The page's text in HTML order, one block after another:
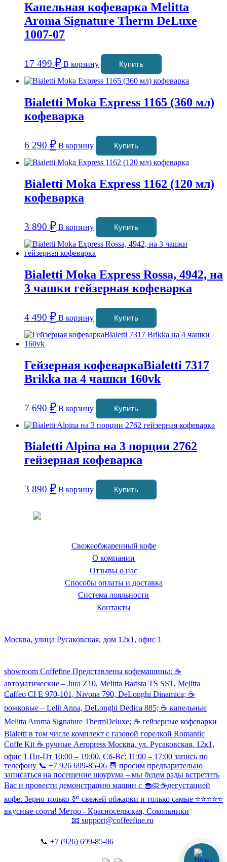
Капельная кофеварка Melitta
Aroma Signature Therm DeLuxe
1007-07
17 499 ₽ В корзину Купить
Bialetti Moka Express 1165 (360 мл)
кофеварка
6 290 ₽ В корзину Купить
Bialetti Moka Express 1162 (120 мл)
кофеварка
3 890 ₽ В корзину Купить
Bialetti Moka Express Rossa, 4942, на
3 чашки гейзерная кофеварка
4 490 ₽ В корзину Купить
Гейзерная кофеваркаBialetti 7317
Brikka на 4 чашки 160vk
7 690 ₽ В корзину Купить
Bialetti Alpina на 3 порции 2762
гейзерная кофеварка
3 890 ₽ В корзину Купить
Свежеобжаренный кофе
О компании
Отзывы о нас
Способы оплаты и доставка
Система лояльности
Контакты
Москва, улица Русаковская, дом 12к1, офис 1
showroom Coffefine Представлены кофемашины: ☕️
автоматические – Jura Z10, Melitta Barista TS SST, Melitta
Caffeo CI Е 970-101, Nivona 790, DeLonghi Dinamica; ☕️
рожковые – Lelit Anna, DeLonghi Dedica 885; ☕️ капельные
Melitta Aroma Signature ThermDeluxe; ☕️ гейзерные кофеварки
Bialetti в том числе комплект с газовой горелкой Romantic
Coffe Kit ☕️ ручные Aeropress Москва, ул. Русаковская, 12к1,
офис 1 Пн-Пт 10:00 – 19:00, Сб-Вс: 11:00 – 17:00 запись по
телефону 📞 +7 926 699-85-06 📆 просим предварительно
записаться на посещение шоурума – мы будем рады встретить
Вас и провести демонстрацию машин с 🧁🥧☕️дегустацией
кофе. Зерно только 💯 свежей обжарки и только самые ⭐️⭐️⭐️⭐️⭐️
вкусные сорта! Метро - Красносельская, Сокольники
📧 support@coffeefine.ru
📞 +7 (926) 699-85-06